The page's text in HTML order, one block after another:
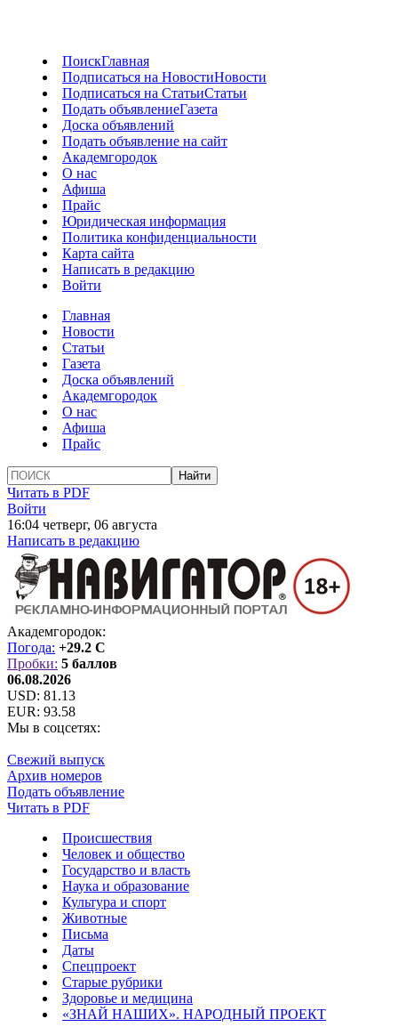
ПоискГлавная
Подписаться на НовостиНовости
Подписаться на СтатьиСтатьи
Подать объявлениеГазета
Доска объявлений
Подать объявление на сайт
Академгородок
О нас
Афиша
Прайс
Юридическая информация
Политика конфиденциальности
Карта сайта
Написать в редакцию
Войти
Главная
Новости
Статьи
Газета
Доска объявлений
Академгородок
О нас
Афиша
Прайс
Читать в PDF
Войти
16:04 четверг, 06 августа
Написать в редакцию
Академгородок:
Погода: +29.2 C
Пробки: 5 баллов
06.08.2026
USD: 81.13
EUR: 93.58
Мы в соцсетях:
Свежий выпуск
Архив номеров
Подать объявление
Читать в PDF
Происшествия
Человек и общество
Государство и власть
Наука и образование
Культура и спорт
Животные
Письма
Даты
Спецпроект
Старые рубрики
Здоровье и медицина
«ЗНАЙ НАШИХ». НАРОДНЫЙ ПРОЕКТ